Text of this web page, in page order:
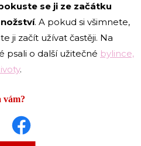
se ji ze začátku
. A pokud si všimnete,
ji začít užívat častěji. Na
psali o další užitečné bylince,
.
vám?